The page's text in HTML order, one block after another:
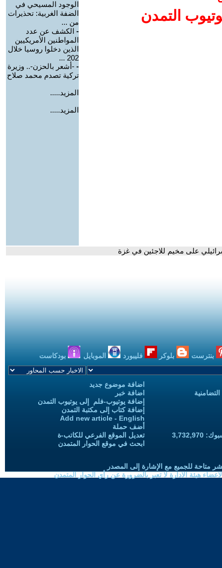
التمدن
الوجود المسيحي في
الضفة الغربية: تحذيرات
من ...
- الكشف عن عدد
المواطنين الأمريكيين
الذين دخلوا روسيا خلال
202 ...
- -أشعر بالحزن-.. وزيرة
تركية تصدم محمد صلاح
المزيد.....
المزيد.....
على مخيم للاجئين في غزة
بنترست بلوكر فليبورد الموبايل بودكاست
اضافة موضوع جديد
اضافة خبر
إضافة يوتيوب-فلم إلى يوتيوب التمدن
إضافة كتاب إلى مكتبة التمدن
Add new article - English
أضف حملة
تعديل الموقع الفرعي للكاتب-ة
ابحث في موقع الحوار المتمدن
متاحة للجميع مع الإشارة إلى المصدر
هيئة الادارة لا تعبر بالضرورة عن رأي الحوار المتمدن